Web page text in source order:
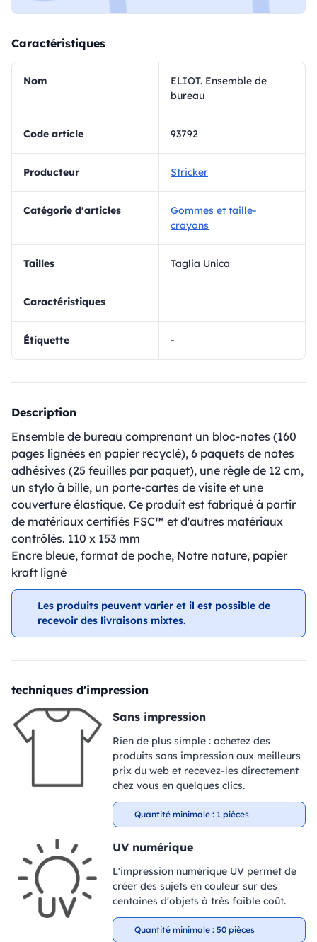
Caractéristiques
Nom
ELIOT. Ensemble de
bureau
Code article 93792
Producteur Stricker
Catégorie d'articles
Gommes et taille-
crayons
Tailles Taglia Unica
Caractéristiques
Étiquette -
Description
Ensemble de bureau comprenant un bloc-notes (160
pages lignées en papier recyclé), 6 paquets de notes
adhésives (25 feuilles par paquet), une règle de 12 cm,
un stylo à bille, un porte-cartes de visite et une
couverture élastique. Ce produit est fabriqué à partir
de matériaux certifiés FSC™ et d'autres matériaux
contrôlés. 110 x 153 mm
Encre bleue, format de poche, Notre nature, papier
kraft ligné
Les produits peuvent varier et il est possible de
recevoir des livraisons mixtes.
techniques d'impression
Sans impression
Rien de plus simple : achetez des
produits sans impression aux meilleurs
prix du web et recevez-les directement
chez vous en quelques clics.
Quantité minimale : 1 pièces
UV numérique
L'impression numérique UV permet de
créer des sujets en couleur sur des
centaines d'objets à très faible coût.
Quantité minimale : 50 pièces